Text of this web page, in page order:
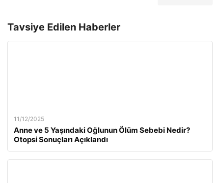
Tavsiye Edilen Haberler
11/12/2025
Anne ve 5 Yaşındaki Oğlunun Ölüm Sebebi Nedir?
Otopsi Sonuçları Açıklandı